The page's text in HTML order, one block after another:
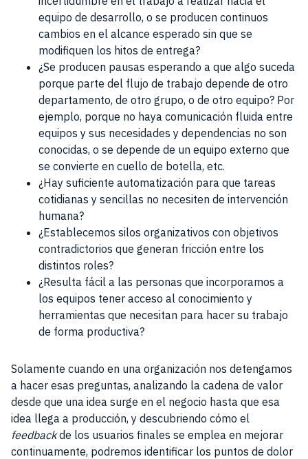
equipo de desarrollo, o se producen continuos
cambios en el alcance esperado sin que se
modifiquen los hitos de entrega?
¿Se producen pausas esperando a que algo suceda
porque parte del flujo de trabajo depende de otro
departamento, de otro grupo, o de otro equipo? Por
ejemplo, porque no haya comunicación fluida entre
equipos y sus necesidades y dependencias no son
conocidas, o se depende de un equipo externo que
se convierte en cuello de botella, etc.
¿Hay suficiente automatización para que tareas
cotidianas y sencillas no necesiten de intervención
humana?
¿Establecemos silos organizativos con objetivos
contradictorios que generan fricción entre los
distintos roles?
¿Resulta fácil a las personas que incorporamos a
los equipos tener acceso al conocimiento y
herramientas que necesitan para hacer su trabajo
de forma productiva?
Solamente cuando en una organización nos detengamos
a hacer esas preguntas, analizando la cadena de valor
desde que una idea surge en el negocio hasta que esa
idea llega a producción, y descubriendo cómo el
feedbackde los usuarios finales se emplea en mejorar
continuamente, podremos identificar los puntos de dolor